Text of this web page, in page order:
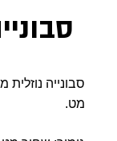
סבונייה
מט.